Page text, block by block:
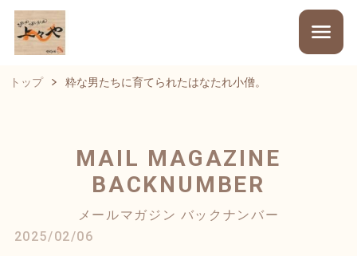
トップ 粋な男たちに育てられたはなたれ小僧。
MAIL MAGAZINE
BACKNUMBER
メールマガジン バックナンバー
2025/02/06